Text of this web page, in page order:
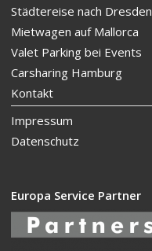
Städtereise nach Dresden
Mietwagen auf Mallorca
Valet Parking bei Events
Carsharing Hamburg
Kontakt
Impressum
Datenschutz
Europa Service Partner